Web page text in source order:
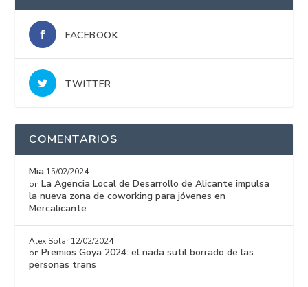
FACEBOOK
TWITTER
COMENTARIOS
Mia 15/02/2024
on La Agencia Local de Desarrollo de Alicante impulsa
la nueva zona de coworking para jóvenes en
Mercalicante
Alex Solar 12/02/2024
on Premios Goya 2024: el nada sutil borrado de las
personas trans